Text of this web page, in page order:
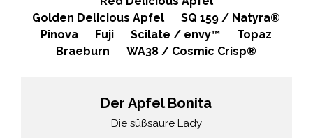
Der Apfel Bonita
Die süßsaure Lady
Golden Delicious Apfel
SQ 159 / Natyra®
Pinova
Fuji Scilate / envy™
Topaz
Braeburn
WA38 / Cosmic Crisp®